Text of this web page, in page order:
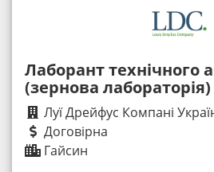
Лаборант технічного
(зернова лабораторія)
Луї Дрейфус Компані
Договірна
Гайсин